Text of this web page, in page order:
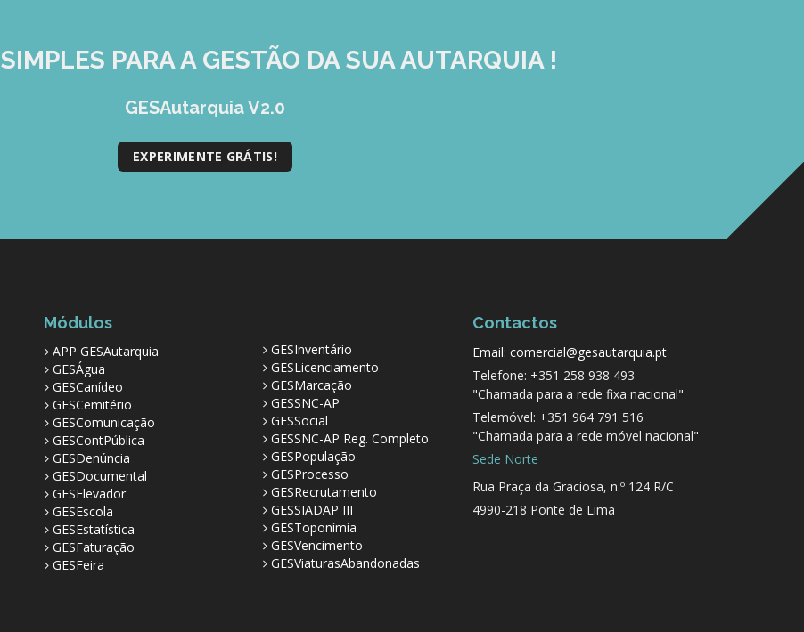
SIMPLES PARA A GESTÃO DA SUA AUTARQUIA !
GESAutarquia V2.0
EXPERIMENTE GRÁTIS!
Módulos
APP GESAutarquia
GESÁgua
GESCanídeo
GESCemitério
GESComunicação
GESContPública
GESDenúncia
GESDocumental
GESElevador
GESEscola
GESEstatística
GESFaturação
GESFeira
GESInventário
GESLicenciamento
GESMarcação
GESSNC-AP
GESSocial
GESSNC-AP Reg. Completo
GESPopulação
GESProcesso
GESRecrutamento
GESSIADAP III
GESToponímia
GESVencimento
GESViaturasAbandonadas
Contactos
Email: comercial@gesautarquia.pt
Telefone: +351 258 938 493
"Chamada para a rede fixa nacional"
Telemóvel: +351 964 791 516
"Chamada para a rede móvel nacional"
Sede Norte
Rua Praça da Graciosa, n.º 124 R/C
4990-218 Ponte de Lima